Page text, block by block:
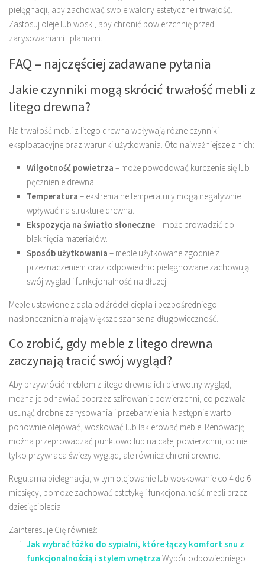
pielęgnacji, aby zachować swoje walory estetyczne i trwałość.
Zastosuj oleje lub woski, aby chronić powierzchnię przed
zarysowaniami i plamami.
FAQ – najczęściej zadawane pytania
Jakie czynniki mogą skrócić trwałość mebli z
litego drewna?
Na trwałość mebli z litego drewna wpływają różne czynniki
eksploatacyjne oraz warunki użytkowania. Oto najważniejsze z nich:
Wilgotność powietrza – może powodować kurczenie się lub
pęcznienie drewna.
Temperatura – ekstremalne temperatury mogą negatywnie
wpływać na strukturę drewna.
Ekspozycja na światło słoneczne– może prowadzić do
blaknięcia materiałów.
Sposób użytkowania – meble użytkowane zgodnie z
przeznaczeniem oraz odpowiednio pielęgnowane zachowują
swój wygląd i funkcjonalność na dłużej.
Meble ustawione z dala od źródeł ciepła i bezpośredniego
nasłonecznienia mają większe szanse na długowieczność.
Co zrobić, gdy meble z litego drewna
zaczynają tracić swój wygląd?
Aby przywrócić meblom z litego drewna ich pierwotny wygląd,
można je odnawiać poprzez szlifowanie powierzchni, co pozwala
usunąć drobne zarysowania i przebarwienia. Następnie warto
ponownie olejować, woskować lub lakierować meble. Renowację
można przeprowadzać punktowo lub na całej powierzchni, co nie
tylko przywraca świeży wygląd, ale również chroni drewno.
Regularna pielęgnacja, w tym olejowanie lub woskowanie co 4 do 6
miesięcy, pomoże zachować estetykę i funkcjonalność mebli przez
dziesięciolecia.
Zainteresuje Cię również:
Jak wybrać łóżko do sypialni, które łączy komfort snu z
funkcjonalnością i stylem wnętrza Wybór odpowiedniego